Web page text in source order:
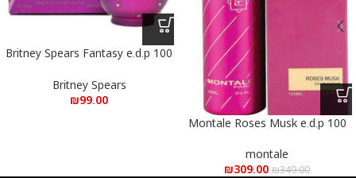
Montale Roses Musk e.d.p 100
מ”ל
montale
₪349.00
₪309.00
Britney Spears Fantasy e.d.p 100
מ”ל
Britney Spears
₪99.00